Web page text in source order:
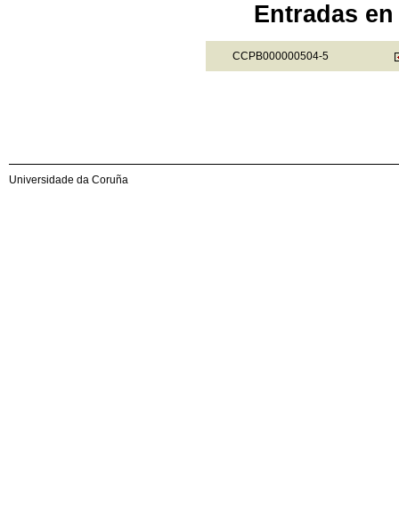
Entradas
CCPB000000504-5
Universidade da Coruña